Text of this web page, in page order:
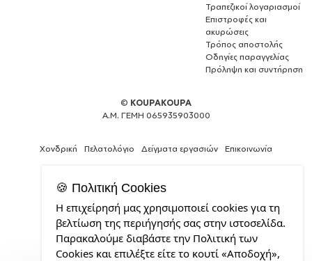
Τραπεζικοί λογαριασμοί
Επιστροφές και
ακυρώσεις
Τρόπος αποστολής
Οδηγίες παραγγελίας
Πρόληψη και συντήρηση
© KOUPAKOUPA
Α.Μ. ΓΕΜΗ 065935903000
Χονδρική Πελατολόγιο Δείγματα εργασιών Επικοινωνία
Θέλεις
και
εσύ
μια
🍪 Πολιτική Cookies
Η επιχείρησή μας χρησιμοποιεί cookies για τη
βελτίωση της περιήγησής σας στην ιστοσελίδα.
Παρακαλούμε διαβάστε την Πολιτική των
Cookies και επιλέξτε είτε το κουτί «Αποδοχή»,